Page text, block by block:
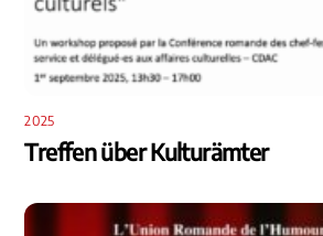
2025
Treffen über Kulturämter